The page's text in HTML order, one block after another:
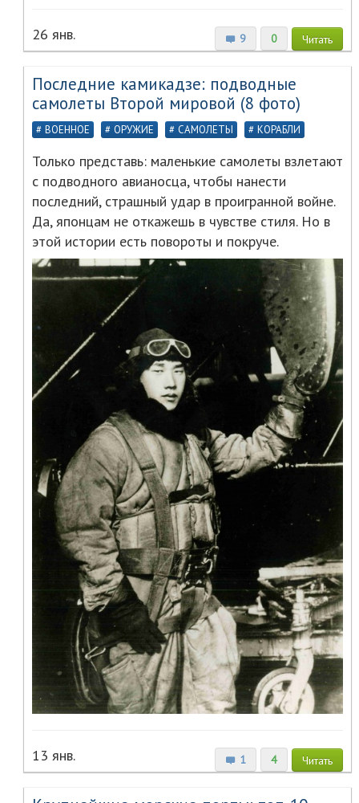
9 0 Читать
26 янв.
Последние камикадзе: подводные
самолеты Второй мировой (8 фото)
ВОЕННОЕ ОРУЖИЕ САМОЛЕТЫ КОРАБЛИ
Только представь: маленькие самолеты взлетают
с подводного авианосца, чтобы нанести
последний, страшный удар в проигранной войне.
Да, японцам не откажешь в чувстве стиля. Но в
этой истории есть повороты и покруче.
1 4 Читать
13 янв.